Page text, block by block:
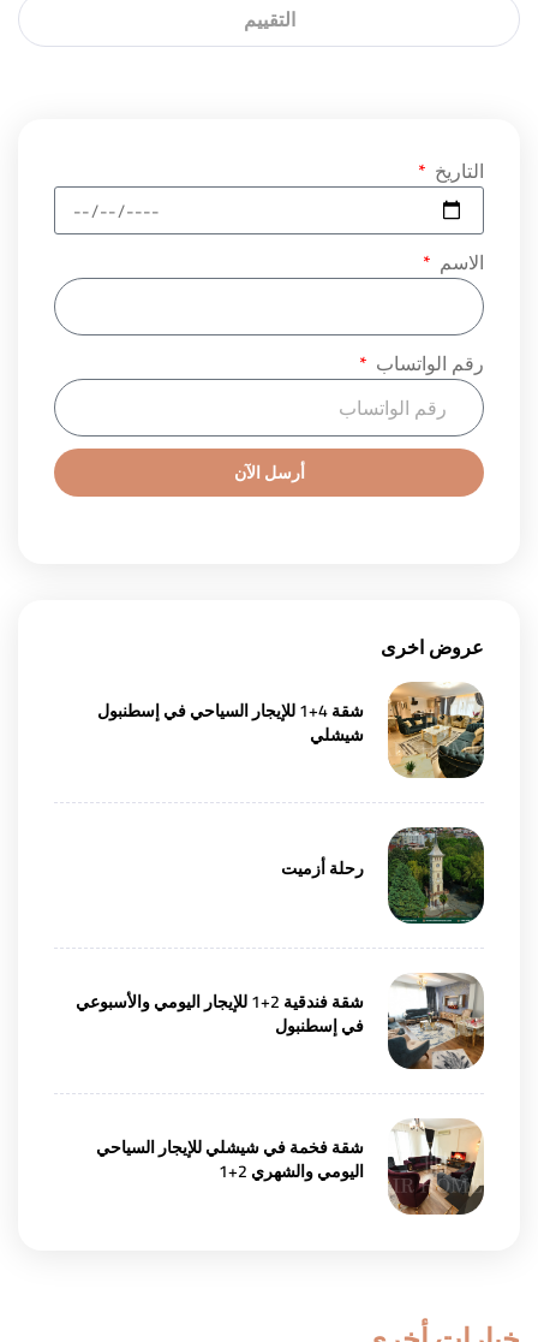
التقييم
التاريخ
الاسم
رقم الواتساب
أرسل الآن
عروض اخرى
شقة 4+1 للإيجار السياحي في إسطنبول
شيشلي
رحلة أزميت
شقة فندقية 2+1 للإيجار اليومي والأسبوعي
في إسطنبول
شقة فخمة في شيشلي للإيجار السياحي
اليومي والشهري 2+1